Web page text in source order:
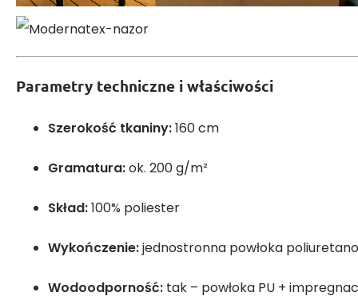
Parametry techniczne i właściwości
Szerokość tkaniny:160 cm
Gramatura:ok. 200 g/m²
Skład:100% poliester
Wykończenie:jednostronna powłoka
Wodoodporność: tak – powłoka PU +